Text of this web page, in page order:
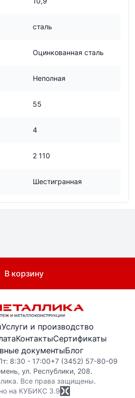
сталь
Оцинкованная сталь
Неполная
55
4
2 110
Шестигранная
В корзину
Услуги и производство
КонтактыСертификаты
документыБлог
8:30 - 17:00+7 (3452) 57-80-09
ул. Республики, 208.
Все права защищены.
на КУБИКС 3.9